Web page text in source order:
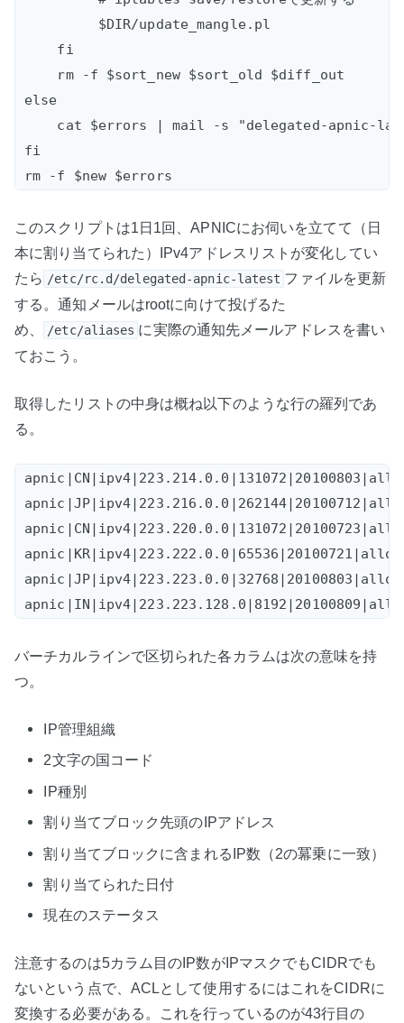
         $DIR/update_mangle.pl
    fi
    rm -f $sort_new $sort_old $diff_out
else
cat $errors | mail -s "delegated-apnic-
fi
このスクリプトは1日1回、APNICにお伺いを立てて（日
本に割り当てられた）IPv4アドレスリストが変化してい
たら /etc/rc.d/delegated-apnic-latest ファイルを更新
する。通知メールはrootに向けて投げるた
め、
/etc/aliases に実際の通知先メールアドレスを書い
ておこう。
取得したリストの中身は概ね以下のような行の羅列であ
る。
バーチカルラインで区切られた各カラムは次の意味を持
つ。
IP管理組織
2文字の国コード
IP種別
割り当てブロック先頭のIPアドレス
割り当てブロックに含まれるIP数（2の冪乗に一致）
割り当てられた日付
現在のステータス
注意するのは5カラム目のIP数がIPマスクでもCIDRでも
ないという点で、ACLとして使用するにはこれをCIDRに
変換する必要がある。これを行っているのが43行目の